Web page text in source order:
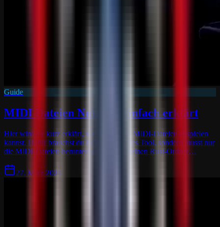
Guide
MIDI Dateien Nutzung einfach erklärt
Hier wird dir kurz erklärt, wie du ingame MIDI-Dateien abspielen
kannst. Dafür brauchst du kein zusätzliches Tool, sondern musst nur
die MIDI-Dateien herunterladen und in deinen Rust-Ordner…
27. März 2025